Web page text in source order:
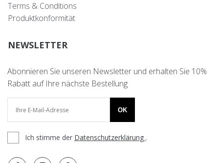
Terms & Conditions
Produktkonformität
NEWSLETTER
Abonnieren Sie unseren Newsletter und erhalten Sie 10%
Rabatt auf Ihre nächste Bestellung
OK
Ich stimme der Datenschutzerklärung .